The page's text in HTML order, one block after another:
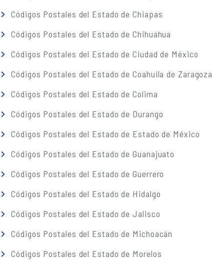
Códigos Postales del Estado de Chiapas
Códigos Postales del Estado de Chihuahua
Códigos Postales del Estado de Ciudad de México
Códigos Postales del Estado de Coahuila de Zaragoza
Códigos Postales del Estado de Colima
Códigos Postales del Estado de Durango
Códigos Postales del Estado de Estado de México
Códigos Postales del Estado de Guanajuato
Códigos Postales del Estado de Guerrero
Códigos Postales del Estado de Hidalgo
Códigos Postales del Estado de Jalisco
Códigos Postales del Estado de Michoacán
Códigos Postales del Estado de Morelos